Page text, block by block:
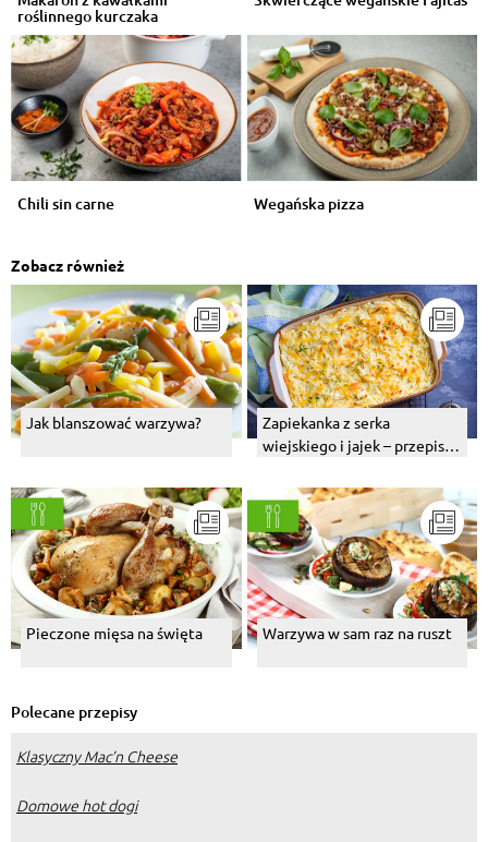
roślinnego kurczaka
Chili sin carne Wegańska pizza
Zobacz również
Jak blanszować warzywa?
Zapiekanka z serka
wiejskiego i jajek – przepis z
Pieczone mięsa na święta Warzywa w sam raz na ruszt
Polecane przepisy
Klasyczny Mac’n Cheese
Domowe hot dogi